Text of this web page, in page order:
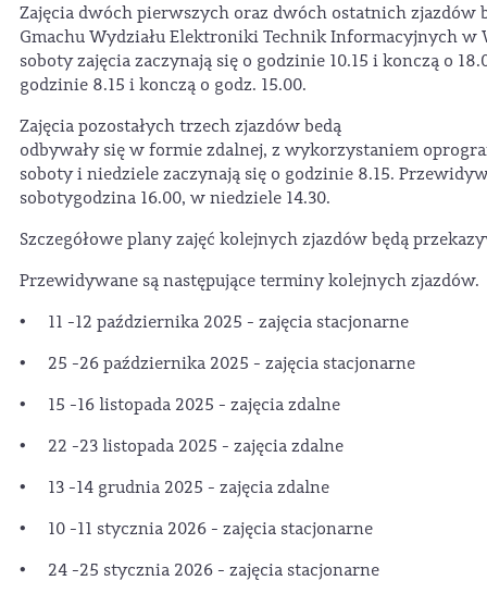
Zajęcia dwóch pierwszych oraz dwóch ostatnich
Gmachu Wydziału Elektroniki Technik Informacyjnych
soboty zajęcia zaczynają się o godzinie 10.15 i konczą o
godzinie 8.15 i konczą o godz. 15.00.
Zajęcia pozostałych trzech zjazdów bedą
odbywały się w formie zdalnej, z wykorzystaniem
soboty i niedziele zaczynają się o godzinie 8.15.
sobotygodzina 16.00, w niedziele 14.30.
Szczegółowe plany zajęć kolejnych zjazdów będą
Przewidywane są następujące terminy kolejnych zjazdów.
• 11 -12 października 2025 - zajęcia stacjonarne
• 25 -26 października 2025 - zajęcia stacjonarne
• 15 -16 listopada 2025 - zajęcia zdalne
• 22 -23 listopada 2025 - zajęcia zdalne
• 13 -14 grudnia 2025 - zajęcia zdalne
• 10 -11 stycznia 2026 - zajęcia stacjonarne
• 24 -25 stycznia 2026 - zajęcia stacjonarne